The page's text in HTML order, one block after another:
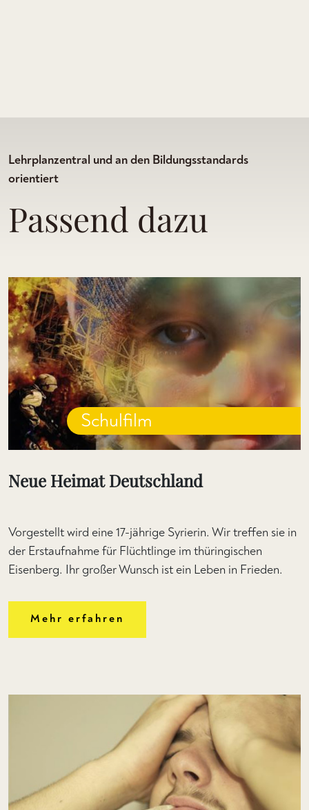
Lehrplanzentral und an den Bildungsstandards
orientiert
Passend dazu
Schulfilm
Neue Heimat Deutschland
Vorgestellt wird eine 17-jährige Syrierin. Wir treffen sie in
der Erstaufnahme für Flüchtlinge im thüringischen
Eisenberg. Ihr großer Wunsch ist ein Leben in Frieden.
Mehr erfahren